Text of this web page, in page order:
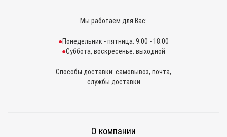
Мы работаем для Вас:
Понедельник - пятница: 9:00 - 18:00
Суббота, воскресенье: выходной
Способы доставки: самовывоз, почта,
службы доставки
О компании